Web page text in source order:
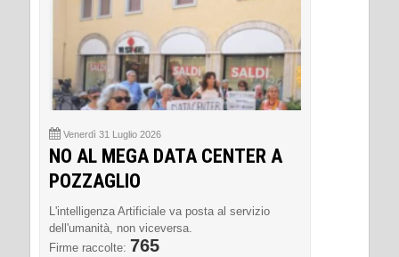
Venerdì 31 Luglio 2026
NO AL MEGA DATA CENTER A
POZZAGLIO
L'intelligenza Artificiale va posta al servizio
dell'umanità, non viceversa.
Firme raccolte: 765